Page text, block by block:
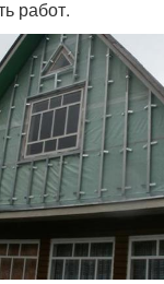
работ.